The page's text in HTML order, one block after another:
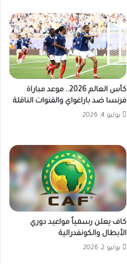
كأس العالم 2026.. موعد مباراة
فرنسا ضد باراغواي والقنوات الناقلة
يوليو 4, 2026
كاف يعلن رسمياً مواعيد دوري
الأبطال والكونفدرالية
يوليو 2, 2026